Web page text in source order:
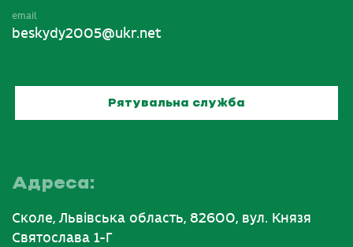
email
beskydy2005@ukr.net
Рятувальна служба
Адреса:
Сколе, Львівська область, 82600, вул. Князя
Святослава 1-Г